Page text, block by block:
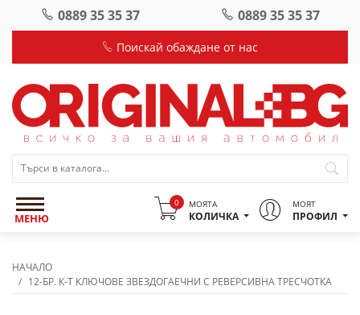
0889 35 35 37 0889 35 35 37
Поискай обаждане от нас
МЕНЮ
0 МОЯТА
КОЛИЧКА
МОЯТ
ПРОФИЛ
НАЧАЛО
12-БР. К-Т КЛЮЧОВЕ ЗВЕЗДОГАЕЧНИ С РЕВЕРСИВНА ТРЕСЧОТКА